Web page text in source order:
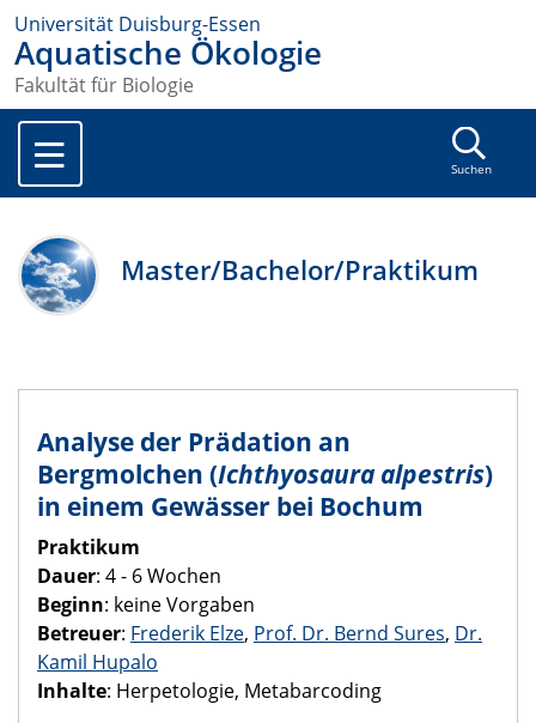
Universität Duisburg-Essen
Aquatische Ökologie
Fakultät für Biologie
Suchen
Master/Bachelor/Praktikum
Analyse der Prädation an
Bergmolchen (Ichthyosaura alpestris)
in einem Gewässer bei Bochum
Praktikum
Dauer: 4 - 6 Wochen
Beginn: keine Vorgaben
Betreuer: Frederik Elze, Prof. Dr. Bernd Sures, Dr.
Kamil Hupalo
Inhalte: Herpetologie, Metabarcoding